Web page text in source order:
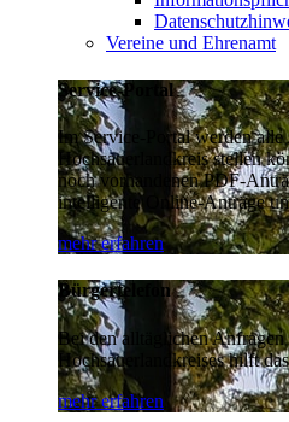
Vereine und Ehrenamt
Service-Portal
Im Service-Portal werden alle
Hochsauerlandkreis stellen
noch vorhandenen PDF-
intelligente Online-Anträge
mehr erfahren
Bürgertelefon
Bei den alltäglichen
Hochsauerlandkreises hilft
mehr erfahren